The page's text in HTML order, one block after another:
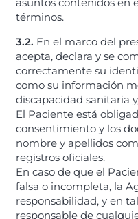
asuntos contenidos en
términos.
3.2. En el marco del
acepta, declara y se
correctamente su
como su información
discapacidad sanitaria
El Paciente está
consentimiento y los
nombre y apellidos
registros oficiales.
En caso de que el
falsa o incompleta, la
responsabilidad, y en
responsable de